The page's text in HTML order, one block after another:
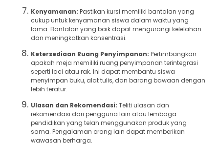
Kenyamanan: Pastikan kursi memiliki bantalan yang
cukup untuk kenyamanan siswa dalam waktu yang
lama. Bantalan yang baik dapat mengurangi kelelahan
dan meningkatkan konsentrasi.
Ketersediaan Ruang Penyimpanan: Pertimbangkan
apakah meja memiliki ruang penyimpanan terintegrasi
seperti laci atau rak. Ini dapat membantu siswa
menyimpan buku, alat tulis, dan barang bawaan dengan
lebih teratur.
Ulasan dan Rekomendasi: Teliti ulasan dan
rekomendasi dari pengguna lain atau lembaga
pendidikan yang telah menggunakan produk yang
sama. Pengalaman orang lain dapat memberikan
wawasan berharga.